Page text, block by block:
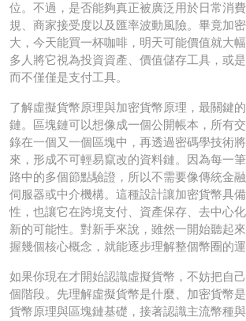
位。不過，是否能夠真正被廣泛用於日常消
規、商家接受度以及匯率波動風險。畢竟加
大，今天能買一杯咖啡，明天可能價值就大
多人將它視為投資資產、價值儲存工具，或
而不僅僅是支付工具。
了解虛擬貨幣原理與加密貨幣原理，最關鍵
鏈。區塊鏈可以想像成一個公開帳本，所有
錄在一個又一個區塊中，再透過密碼學技術
來，形成不可輕易竄改的資料鏈。因為每一
路中的多個節點驗證，所以不需要像傳統金
伺服器或中介機構。這種設計讓加密貨幣具
性，也讓它在跨境支付、資產保存、去中心
新的可能性。對新手來說，雖然一開始聽起
握幾個核心概念，就能逐步理解整個幣圈的運
如果你現在才開始認識虛擬貨幣，不妨把自
個階段。先理解虛擬貨幣是什麼、加密貨幣
貨幣原理與區塊鏈基礎，接著認識主流幣種